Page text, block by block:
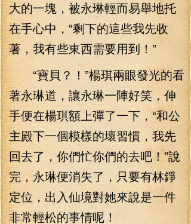
大的一塊，被永琳輕而易舉地托
在手心中，“剩下的這些我先收
著，我有些東西需要用到！”
“寶貝？！”楊琪兩眼發光的看
著永琳道，讓永琳一陣好笑，伸
手便在楊琪額上彈了一下，“和公
主殿下一個模樣的壞習慣，我先
回去了，你們忙你們的去吧！”說
完，永琳便消失了，只要有林錚
定位，出入仙境對她來說是一件
非常輕松的事情呢！